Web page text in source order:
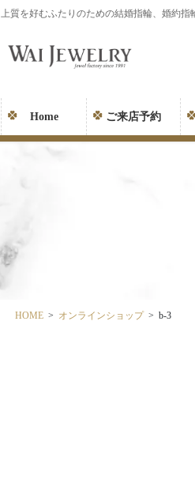
上質を好むふたりのための結婚指輪、婚約
Home ご来店予約
HOME オンラインショップ b-3